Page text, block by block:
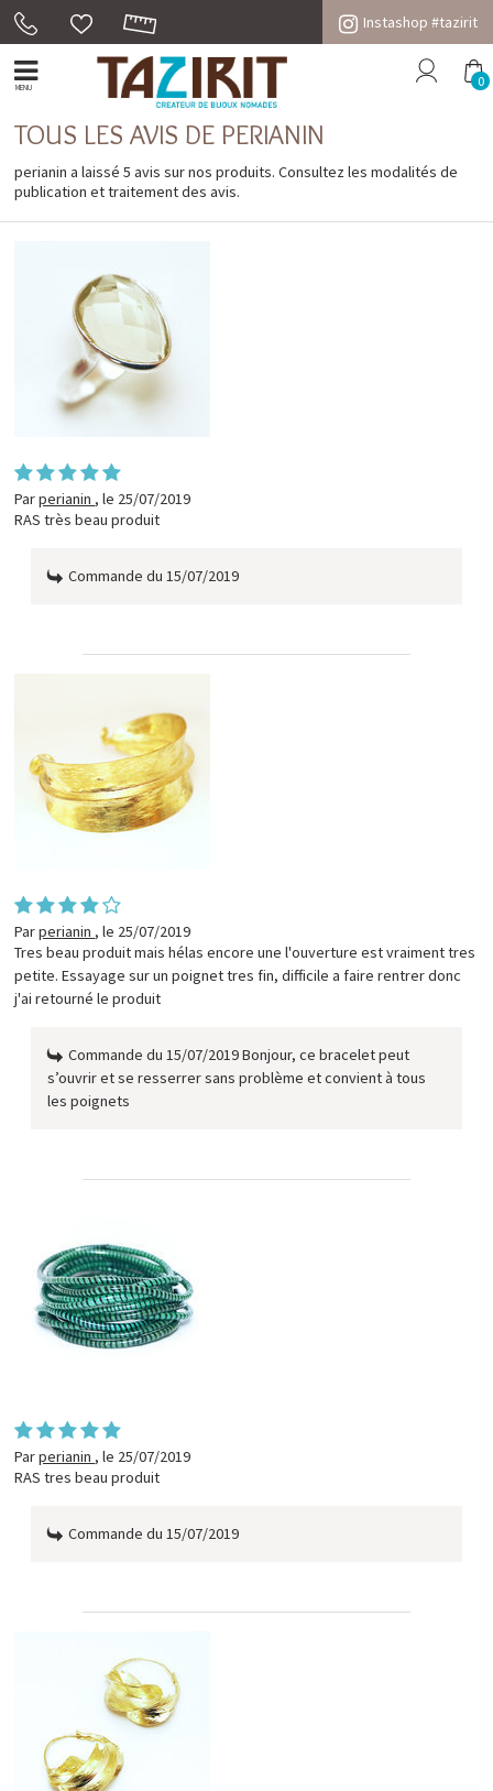
Instashop #tazirit
MENU 0
TOUS LES AVIS DE PERIANIN
perianin a laissé 5 avis sur nos produits. Consultez lesmodalités de
publication et traitement des avis.
Parperianin ,le 25/07/2019
RAS très beau produit
Commande du 15/07/2019
Parperianin ,le 25/07/2019
Tres beau produit mais hélas encore une l'ouverture est vraiment tres
petite. Essayage sur un poignet tres fin, difficile a faire rentrer donc
j'ai retourné le produit
Commande du 15/07/2019 Bonjour, ce bracelet peut
s’ouvrir et se resserrer sans problème et convient à tous
les poignets
Parperianin ,le 25/07/2019
RAS tres beau produit
Commande du 15/07/2019